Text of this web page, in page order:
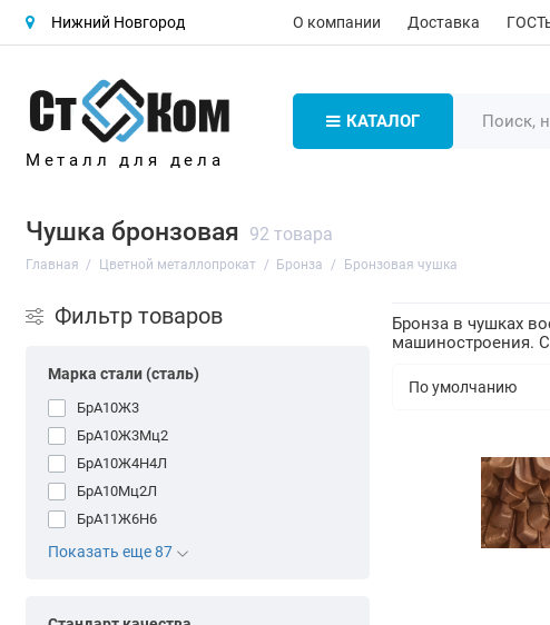
Нижний Новгород О компании Доставка
Металл для дела
КАТАЛОГ
Чушка бронзовая 92 товара
Главная Цветной металлопрокат Бронза Бронзовая чушка
Фильтр товаров
Марка стали (сталь)
БрА10Ж3
БрА10Ж3Мц2
БрА10Ж4Н4Л
БрА10Мц2Л
БрА11Ж6Н6
Показать еще 87
Бронза в чушках
машиностроения.